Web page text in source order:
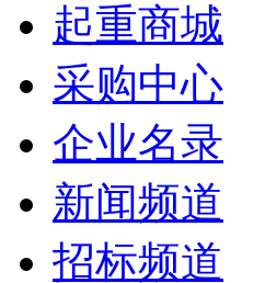
起重商城
采购中心
企业名录
新闻频道
招标频道